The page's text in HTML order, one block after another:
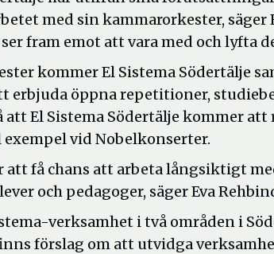
med sin kammarorkester, säger
ser fram emot att vara med och lyfta
kommer El Sistema Södertälje
erbjuda öppna repetitioner,
att El Sistema Södertälje kommer
vid Nobelkonserter.
att få chans att arbeta långsiktigt
och pedagoger, säger Eva
verksamhet i två områden i
förslag om att utvidga